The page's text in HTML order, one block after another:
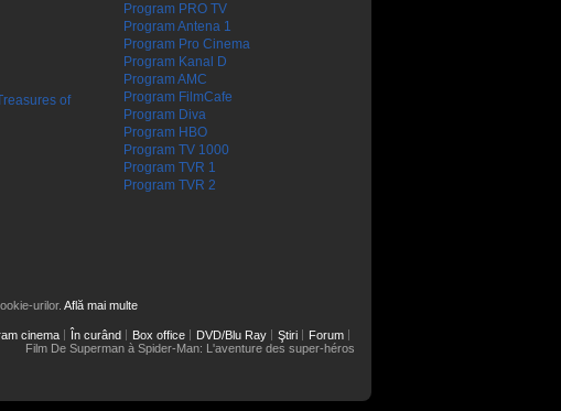
of
Program PRO TV
Program Antena 1
Program Pro Cinema
Program Kanal D
Program AMC
Program FilmCafe
Program Diva
Program HBO
Program TV 1000
Program TVR 1
Program TVR 2
urilor. Află mai multe
cinema În curând Box office DVD/Blu Ray Ştiri
Forum
Film De Superman à Spider-Man: L'aventure des super-héros